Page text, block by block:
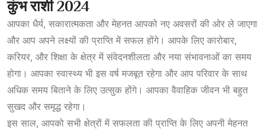
कुंभ राशी 2024
आपका धैर्य, सकारात्मकता और मेहनत आपको नए अवसरों की ओर ले जाएगा
और आप अपने लक्ष्यों की प्राप्ति में सफल होंगे। आपके लिए कारोबार,
करियर, और शिक्षा के क्षेत्र में संवेदनशीलता और नया संभावनाओं का समय
होगा। आपका स्वास्थ्य भी इस वर्ष मजबूत रहेगा और आप परिवार के साथ
अधिक समय बिताने के लिए उत्सुक होंगे। आपका वैवाहिक जीवन भी बहुत
सुखद और समृद्ध रहेगा।
इस साल, आपको सभी क्षेत्रों में सफलता की प्राप्ति के लिए अपनी मेहनत